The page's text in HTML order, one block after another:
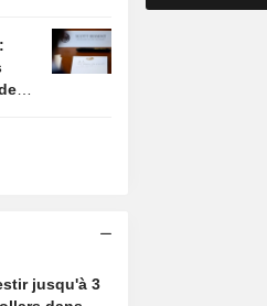
jusqu'à 3